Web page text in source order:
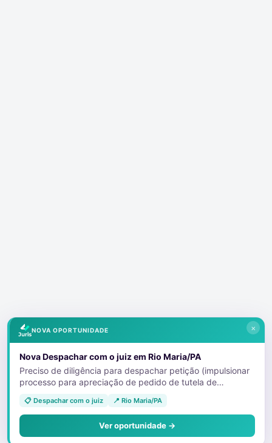
×
NOVA OPORTUNIDADE
Nova Despachar com o juiz em Rio Maria/PA
Preciso de diligência para despachar petição (impulsionar
processo para apreciação de pedido de tutela de
📋 Despachar com o juiz 📍 Rio Maria/PA
Ver oportunidade →